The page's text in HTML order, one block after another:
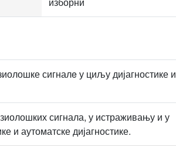
сигналe у циљу дијагностике и
сигнала, у истраживању и у
и аутоматске дијагностике.